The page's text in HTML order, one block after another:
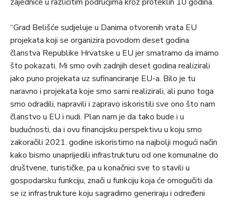
“Grad Belišće sudjeluje u Danima otvorenih vrata EU
projekata koji se organizira povodom deset godina
članstva Republike Hrvatske u EU jer smatramo da imamo
što pokazati. Mi smo ovih zadnjih deset godina realizirali
jako puno projekata uz sufinanciranje EU-a. Bilo je tu
naravno i projekata koje smo sami realizirali, ali puno toga
smo odradili, napravili i zapravo iskoristili sve ono što nam
članstvo u EU i nudi. Plan nam je da tako bude i u
budućnosti, da i ovu financijsku perspektivu u koju smo
zakoračili 2021. godine iskoristimo na najbolji mogući način
kako bismo unaprijedili infrastrukturu od one komunalne do
društvene, turističke, pa u konačnici sve to stavili u
gospodarsku funkciju, znači u funkciju koja će omogučiti da
se iz infrastrukture koju sagradimo generiraju i određeni